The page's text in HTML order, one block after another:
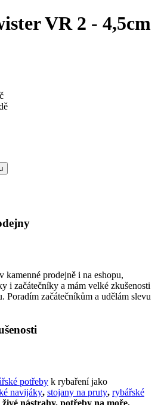
VR 2 - 4,5cm
v kamenné prodejně i na eshopu,
i začátečníky a mám velké zkušenosti
Poradím začátečníkům a udělám slevu
potřeby k rybaření jako
navijáky, stojany na pruty, rybářské
nástrahy, potřeby na moře,